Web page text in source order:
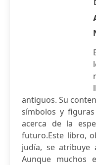
antiguos. Su
símbolos y
acerca de la
futuro.Este libro,
judía, se atribuye
Aunque muchos